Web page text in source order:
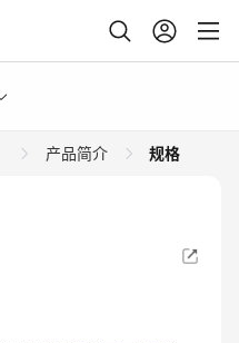
产品简介 规格